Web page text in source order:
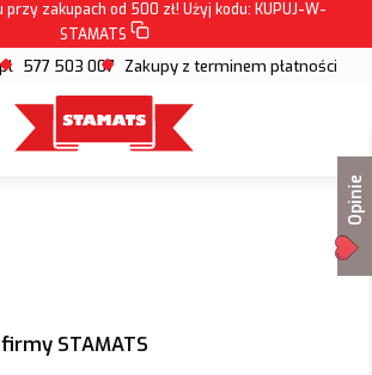
zakupach od 500 zł! Użyj kodu: KUPUJ-W-
STAMATS
577 503 007 Zakupy z terminem płatności
STAMATS
Opinie